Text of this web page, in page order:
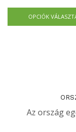
OPCIÓK
Az ország